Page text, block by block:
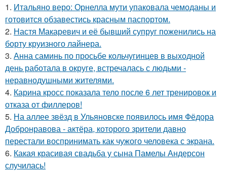
1. Итальяно веро: Орнелла мути упаковала чемоданы и
готовится обзавестись красным паспортом.
2. Настя Макаревич и её бывший супруг поженились на
борту круизного лайнера.
3. Анна саминь по просьбе кольчугинцев в выходной
день работала в округе, встречалась с людьми -
неравнодушными жителями.
4. Карина кросс показала тело после 6 лет тренировок и
отказа от филлеров!
5. На аллее звёзд в Ульяновске появилось имя Фёдора
Добронравова - актёра, которого зрители давно
перестали воспринимать как чужого человека с экрана.
6. Какая красивая свадьба у сына Памелы Андерсон
случилась!